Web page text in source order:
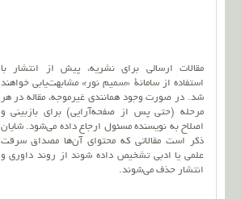
مقالات ارسالی برای نشریه، پیش از انتشار با
استفاده از سامانۀ «سمیم نور» مشابهت‌یابی خواهند
شد. در صورت وجود همانندی غیرموجه، مقاله در هر
مرحله (حتی پس از صفحه‌آرایی) برای بازبینی و
اصلاح به نویسنده مسئول ارجاع داده می‌شود. شایان
ذکر است مقالاتی که محتوای آن‌ها مصداق سرقت
علمی یا ادبی تشخیص داده شوند از روند داوری و
انتشار حذف می‌شوند.